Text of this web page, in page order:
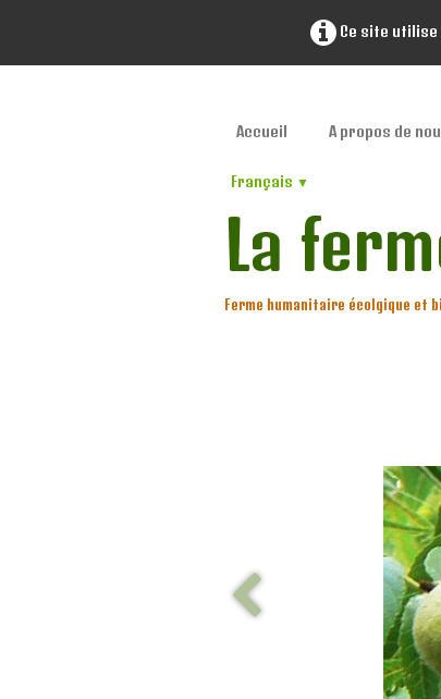
Ce site
Accueil A propos de
Français ▼
La
Ferme humanitaire écolgique et